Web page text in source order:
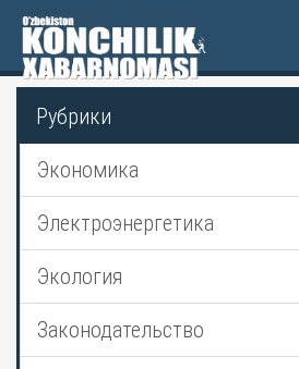
Рубрики
Экономика
Электроэнергетика
Экология
Законодательство